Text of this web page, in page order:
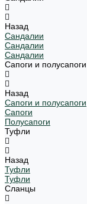
Назад
Сандалии
Сандалии
Сандалии
Сапоги и полусапоги
Назад
Сапоги и полусапоги
Сапоги
Полусапоги
Туфли
Назад
Туфли
Туфли
Сланцы